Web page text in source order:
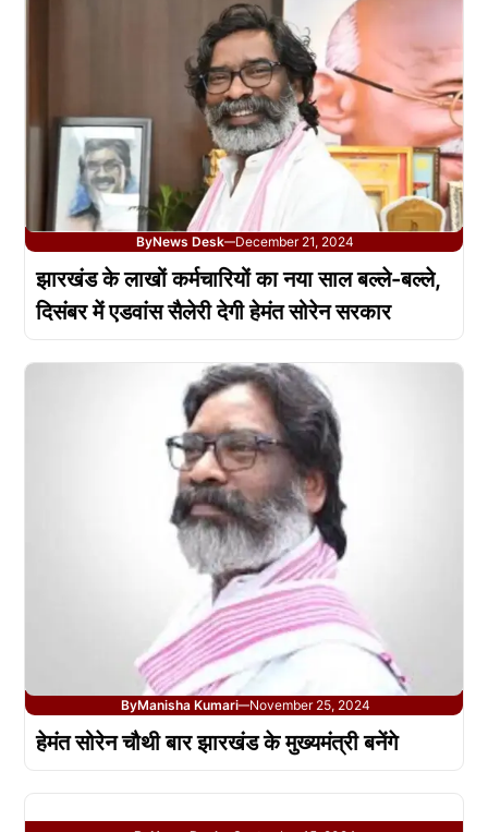
ByNews Desk—December 21, 2024
झारखंड के लाखों कर्मचारियों का नया साल बल्ले-बल्ले,
दिसंबर में एडवांस सैलेरी देगी हेमंत सोरेन सरकार
ByManisha Kumari—November 25, 2024
हेमंत सोरेन चौथी बार झारखंड के मुख्यमंत्री बनेंगे